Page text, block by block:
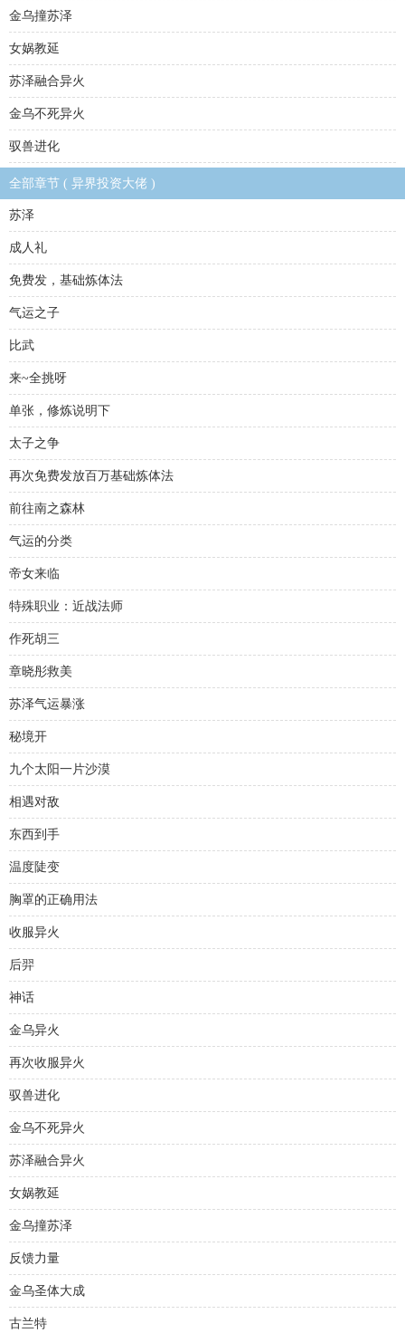
金乌撞苏泽
女娲教延
苏泽融合异火
金乌不死异火
驭兽进化
全部章节 ( 异界投资大佬 )
苏泽
成人礼
免费发，基础炼体法
气运之子
比武
来~全挑呀
单张，修炼说明下
太子之争
再次免费发放百万基础炼体法
前往南之森林
气运的分类
帝女来临
特殊职业：近战法师
作死胡三
章晓彤救美
苏泽气运暴涨
秘境开
九个太阳一片沙漠
相遇对敌
东西到手
温度陡变
胸罩的正确用法
收服异火
后羿
神话
金乌异火
再次收服异火
驭兽进化
金乌不死异火
苏泽融合异火
女娲教延
金乌撞苏泽
反馈力量
金乌圣体大成
古兰特